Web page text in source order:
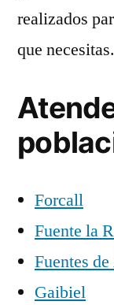
realizados
que necesitas.
Forcall
Fuente la
Fuentes
Gaibiel